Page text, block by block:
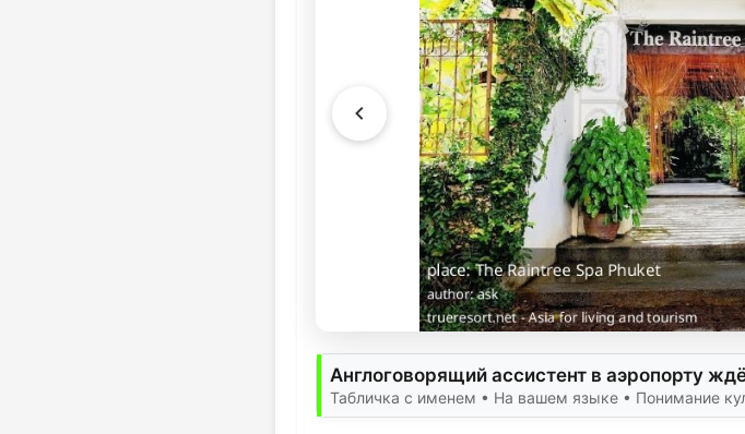
Англоговорящий ассистент в аэропорту
Табличка с именем • На вашем языке • Понимание